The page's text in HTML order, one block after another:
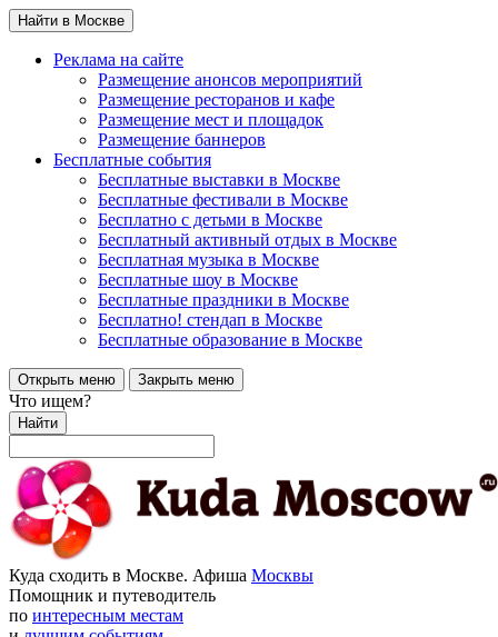
Найти в Москве
Реклама на сайте
Размещение анонсов мероприятий
Размещение ресторанов и кафе
Размещение мест и площадок
Размещение баннеров
Бесплатные события
Бесплатные выставки в Москве
Бесплатные фестивали в Москве
Бесплатно с детьми в Москве
Бесплатный активный отдых в Москве
Бесплатная музыка в Москве
Бесплатные шоу в Москве
Бесплатные праздники в Москве
Бесплатно! стендап в Москве
Бесплатные образование в Москве
Открыть меню Закрыть меню
Что ищем?
Найти
Куда сходить в Москве. Афиша Москвы
Помощник и путеводитель
по интересным местам